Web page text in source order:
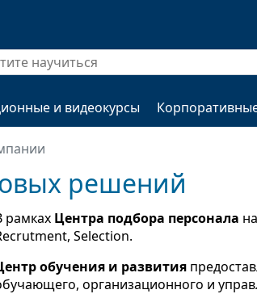
и видеокурсы
решений
рамках Центра подбора персонала
Selection.
обучения и развития
организационного и